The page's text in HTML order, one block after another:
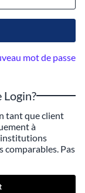
mot de passe
Login?
tant que client
à
institutions
Pas